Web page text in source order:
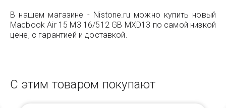
В нашем магазине - Nistone.ru можно купить новый
Macbook Air 15 M3 16/512 GB MXD13 по самой низкой
цене, с гарантией и доставкой.
С этим товаром покупают